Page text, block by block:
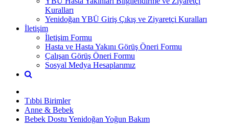
Kuralları
Yenidoğan YBÜ Giriş Çıkış ve Ziyaretçi Kuralları
İletişim
İletişim Formu
Hasta ve Hasta Yakını Görüş Öneri Formu
Çalışan Görüş Öneri Formu
Sosyal Medya Hesaplarımız
Tıbbi Birimler
Anne & Bebek
Bebek Dostu Yenidoğan Yoğun Bakım